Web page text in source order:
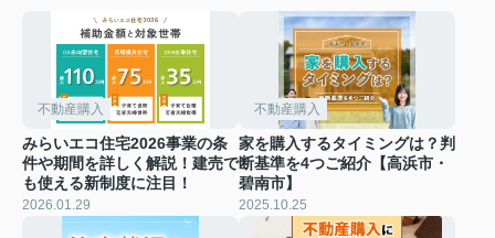
不動産購入
みらいエコ住宅2026事業の条
件や期間を詳しく解説！建売で
も使える新制度に注目！
2026.01.29
不動産購入
家を購入するタイミングは？判
断基準を4つご紹介【高浜市・
碧南市】
2025.10.25